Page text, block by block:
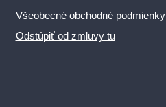
Všeobecné obchodné podmienky
Odstúpiť od zmluvy tu